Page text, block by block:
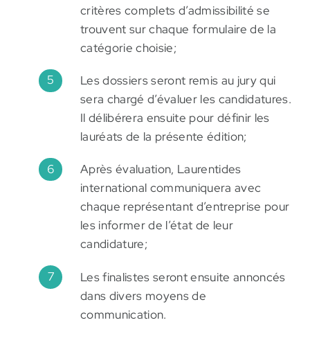
critères complets d’admissibilité se
trouvent sur chaque formulaire de la
catégorie choisie;
Les dossiers seront remis au jury qui
sera chargé d’évaluer les candidatures.
Il délibérera ensuite pour définir les
lauréats de la présente édition;
Après évaluation, Laurentides
international communiquera avec
chaque représentant d’entreprise pour
les informer de l’état de leur
candidature;
Les finalistes seront ensuite annoncés
dans divers moyens de
communication.